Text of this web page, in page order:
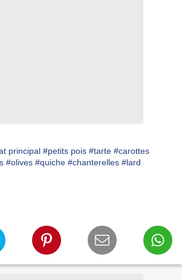
principal #petits pois #tarte #carottes
#olives #quiche #chanterelles #lard